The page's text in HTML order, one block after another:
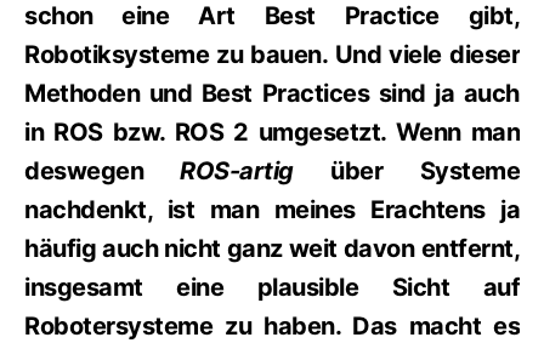
schon eine Art Best Practice gibt,
Robotiksysteme zu bauen. Und viele dieser
Methoden und Best Practices sind ja auch
in ROS bzw. ROS 2 umgesetzt. Wenn man
deswegenROS-artigüber Systeme
nachdenkt, ist man meines Erachtens ja
häufig auch nicht ganz weit davon entfernt,
insgesamt eine plausible Sicht auf
Robotersysteme zu haben. Das macht es